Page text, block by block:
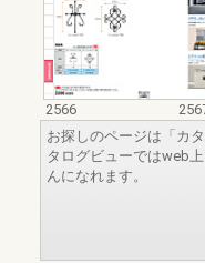
2566
お探しのページは「カ
タログビューではweb
んになれます。